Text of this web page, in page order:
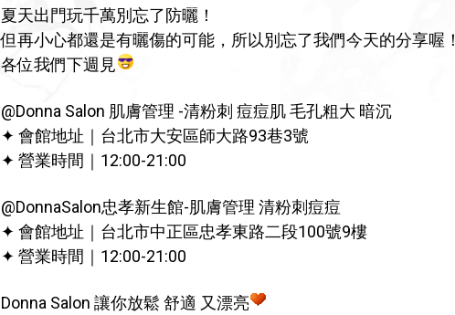
夏天出門玩千萬別忘了防曬！
但再小心都還是有曬傷的可能，所以別忘了我們今天的分享喔！
各位我們下週見
@Donna Salon 肌膚管理 -清粉刺 痘痘肌 毛孔粗大 暗沉
✦ 會館地址｜台北市大安區師大路93巷3號
✦ 營業時間｜12:00-21:00
@DonnaSalon忠孝新生館-肌膚管理 清粉刺痘痘
✦ 會館地址｜台北市中正區忠孝東路二段100號9樓
✦ 營業時間｜12:00-21:00
Donna Salon 讓你放鬆 舒適 又漂亮